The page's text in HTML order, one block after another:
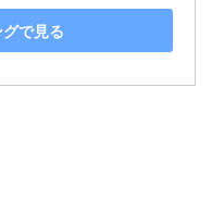
で見る